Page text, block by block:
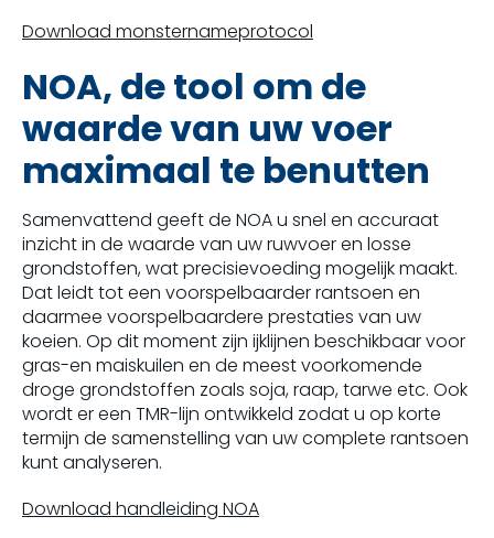
Download monsternameprotocol
NOA, de tool om de
waarde van uw voer
maximaal te benutten
Samenvattend geeft de NOA u snel en accuraat
inzicht in de waarde van uw ruwvoer en losse
grondstoffen, wat precisievoeding mogelijk maakt.
Dat leidt tot een voorspelbaarder rantsoen en
daarmee voorspelbaardere prestaties van uw
koeien. Op dit moment zijn ijklijnen beschikbaar voor
gras-en maiskuilen en de meest voorkomende
droge grondstoffen zoals soja, raap, tarwe etc. Ook
wordt er een TMR-lijn ontwikkeld zodat u op korte
termijn de samenstelling van uw complete rantsoen
kunt analyseren.
Download handleiding NOA